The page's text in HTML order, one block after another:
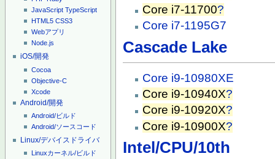
JavaScript TypeScript
HTML5 CSS3
Webアプリ
Node.js
iOS/開発
Cocoa
Objective-C
Xcode
Android/開発
Android/ビルド
Android/ソースコード
Linux/デバイスドライバ
Linuxカーネル/ビルド
Core i7-11700?
Core i7-1195G7
Cascade Lake
Core i9-10980XE
Core i9-10940X?
Core i9-10920X?
Core i9-10900X?
Intel/CPU/10th